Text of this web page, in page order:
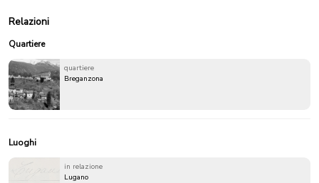
Relazioni
Quartiere
quartiere
Breganzona
Luoghi
in relazione
Lugano